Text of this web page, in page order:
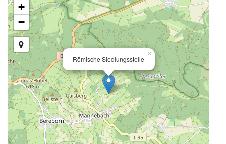
Römische Siedlungsstelle
×
+
−